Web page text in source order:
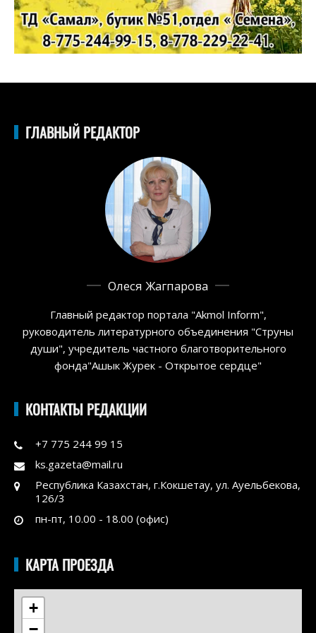
ГЛАВНЫЙ РЕДАКТОР
Олеся Жагпарова
Главный редактор портала "Akmol Inform",
руководитель литературного объединения "Струны
души", учредитель частного благотворительного
фонда"Ашык Журек - Открытое сердце"
КОНТАКТЫ РЕДАКЦИИ
+7 775 244 99 15
ks.gazeta@mail.ru
Республика Казахстан, г.Кокшетау, ул. Ауельбекова,
126/3
пн-пт, 10.00 - 18.00 (офис)
КАРТА ПРОЕЗДА
+
−